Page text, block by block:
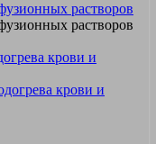
растворов
растворов
крови и
крови и